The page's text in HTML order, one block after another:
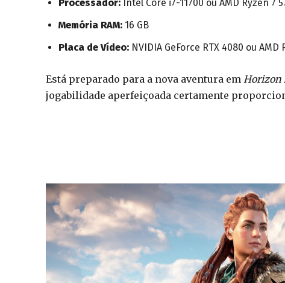
Processador: Intel Core i7-11700 ou AMD Ryzen 7
Memória RAM: 16 GB
Placa de Vídeo: NVIDIA GeForce RTX 4080 ou AMD
Está preparado para a nova aventura em Horizon
jogabilidade aperfeiçoada certamente